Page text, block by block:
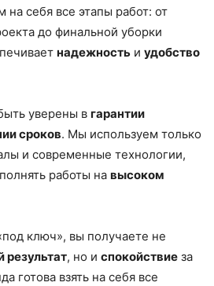
себя все этапы работ: от
до финальной уборки
надежность и удобство
уверены в гарантии
сроков. Мы используем только
и современные технологии,
работы на высоком
ключ», вы получаете не
результат, но и спокойствие за
готова взять на себя все